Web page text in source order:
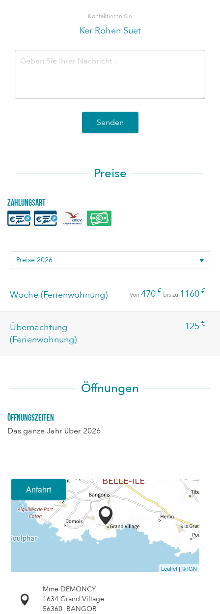
Kontaktieren Sie
Ker Rohen Suet
Senden
Preise
Zahlungsart
Woche (Ferienwohnung) Von 470 € bis zu 1160 €
Übernachtung
(Ferienwohnung)
125 €
Öffnungen
Öffnungszeiten
Das ganze Jahr über 2026
Anfahrt
Leaflet | © IGN
Mme DEMONCY
1634 Grand Village
56360 BANGOR